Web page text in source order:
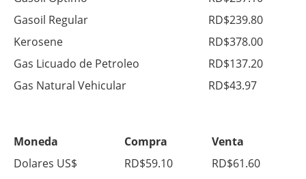
Gasoil Regular
RD$239.80
Kerosene
RD$378.00
Gas Licuado de Petroleo
RD$137.20
Gas Natural Vehicular
RD$43.97
Moneda Compra
Venta
Dolares US$
RD$59.10
RD$61.60